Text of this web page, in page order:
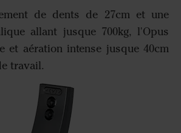
de dents de 27cm et une
allant jusque 700kg, l'Opus
et aération intense jusque 40cm
travail.